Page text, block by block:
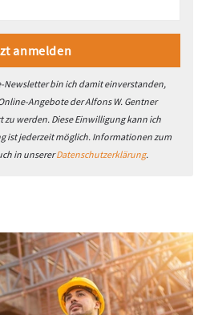
Newsletter bin ich damit einverstanden,
Angebote der Alfons W. Gentner
zu werden. Diese Einwilligung kann ich
ist jederzeit möglich. Informationen zum
in unsererDatenschutzerklärung.